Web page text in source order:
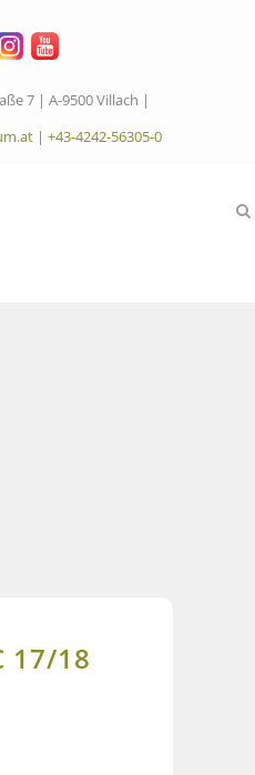
7 | A-9500 Villach |
| +43-4242-56305-0
17/18